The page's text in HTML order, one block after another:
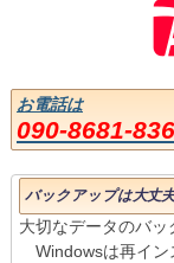
お電話は
090-8681-
バックアップは大丈
大切なデータのバッ
Windowsは再イン